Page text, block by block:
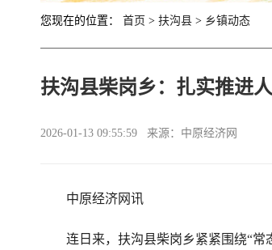
您现在的位置： 首页 > 扶沟县 > 乡镇动态
扶沟县柴岗乡：扎实推进
2026-01-13 09:55:59 来源：中原经济网
中原经济网讯
连日来，扶沟县柴岗乡紧紧围绕“常